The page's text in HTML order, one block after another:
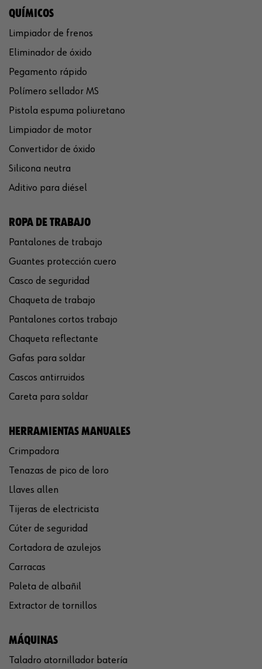
QUÍMICOS
Limpiador de frenos
Eliminador de óxido
Pegamento rápido
Polímero sellador MS
Pistola espuma poliuretano
Limpiador de motor
Convertidor de óxido
Silicona neutra
Aditivo para diésel
ROPA DE TRABAJO
Pantalones de trabajo
Guantes protección cuero
Casco de seguridad
Chaqueta de trabajo
Pantalones cortos trabajo
Chaqueta reflectante
Gafas para soldar
Cascos antirruidos
Careta para soldar
HERRAMIENTAS MANUALES
Crimpadora
Tenazas de pico de loro
Llaves allen
Tijeras de electricista
Cúter de seguridad
Cortadora de azulejos
Carracas
Paleta de albañil
Extractor de tornillos
MÁQUINAS
Taladro atornillador batería